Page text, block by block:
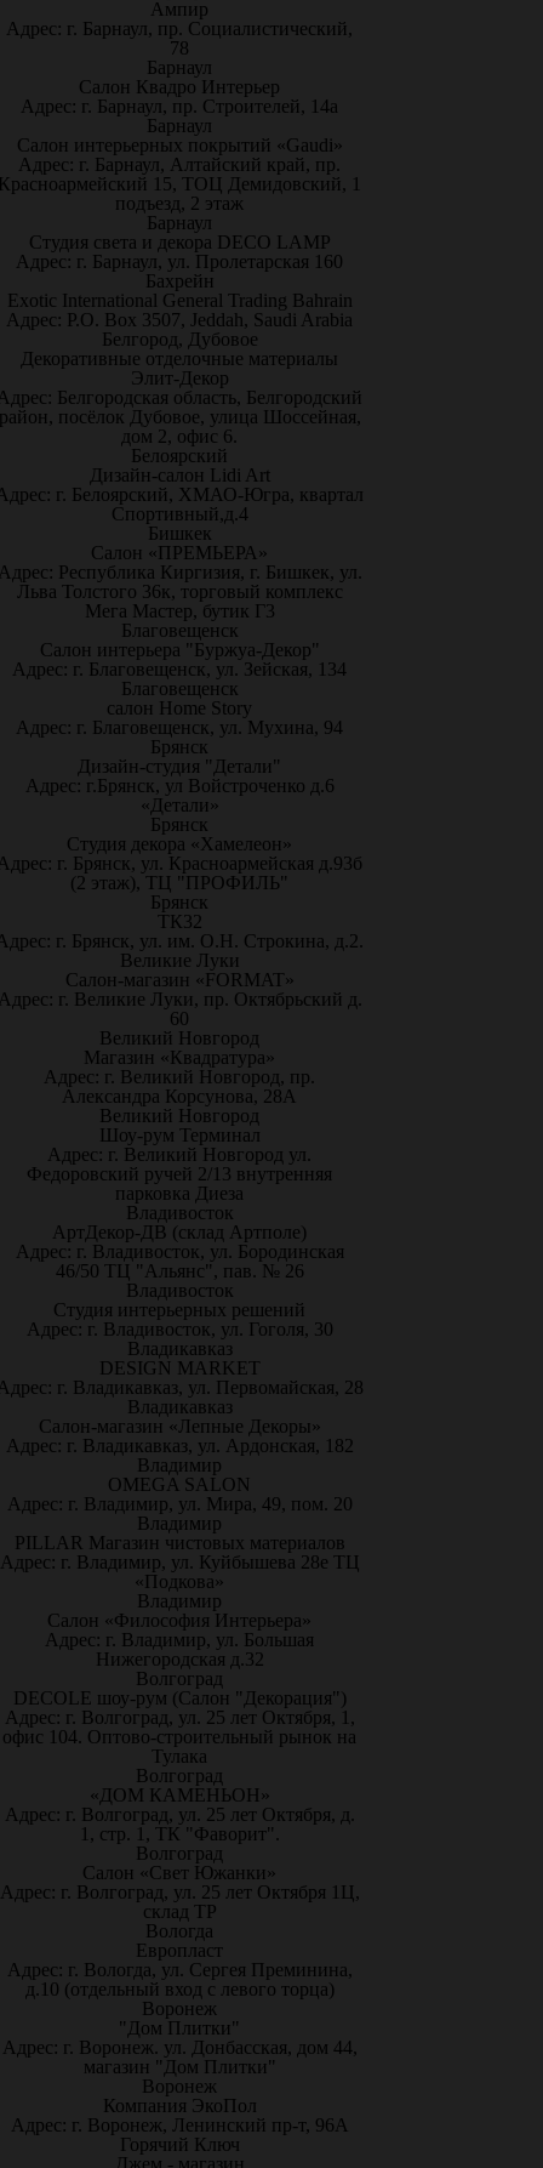
Ампир
Адрес: г. Барнаул, пр. Социалистический,
78
Барнаул
Салон Квадро Интерьер
Адрес: г. Барнаул, пр. Строителей, 14а
Барнаул
Салон интерьерных покрытий «Gaudi»
Адрес: г. Барнаул, Алтайский край, пр.
15, ТОЦ Демидовский, 1
подъезд, 2 этаж
Барнаул
Студия света и декора DECO LAMP
Адрес: г. Барнаул, ул. Пролетарская 160
Бахрейн
Exotic International General Trading Bahrain
Адрес: P.O. Box 3507, Jeddah, Saudi Arabia
Белгород, Дубовое
Декоративные отделочные материалы
Элит-Декор
Белгородская область, Белгородский
посёлок Дубовое, улица Шоссейная,
дом 2, офис 6.
Белоярский
Дизайн-салон Lidi Art
г. Белоярский, ХМАО-Югра, квартал
Спортивный,д.4
Бишкек
Салон «ПРЕМЬЕРА»
Республика Киргизия, г. Бишкек, ул.
Льва Толстого 36к, торговый комплекс
Мега Мастер, бутик Г3
Благовещенск
Салон интерьера "Буржуа-Декор"
Адрес: г. Благовещенск, ул. Зейская, 134
Благовещенск
салон Home Story
Адрес: г. Благовещенск, ул. Мухина, 94
Брянск
Дизайн-студия "Детали"
Адрес: г.Брянск, ул Войстроченко д.6
«Детали»
Брянск
Студия декора «Хамелеон»
г. Брянск, ул. Красноармейская д.93б
(2 этаж), ТЦ "ПРОФИЛЬ"
Брянск
ТК32
г. Брянск, ул. им. О.Н. Строкина, д.2.
Великие Луки
Салон-магазин «FORMAT»
г. Великие Луки, пр. Октябрьский д.
60
Великий Новгород
Магазин «Квадратура»
Адрес: г. Великий Новгород, пр.
Александра Корсунова, 28А
Великий Новгород
Шоу-рум Терминал
Адрес: г. Великий Новгород ул.
Федоровский ручей 2/13 внутренняя
парковка Диеза
Владивосток
АртДекор-ДВ (склад Артполе)
Адрес: г. Владивосток, ул. Бородинская
46/50 ТЦ "Альянс", пав. № 26
Владивосток
Студия интерьерных решений
Адрес: г. Владивосток, ул. Гоголя, 30
Владикавказ
DESIGN MARKET
г. Владикавказ, ул. Первомайская, 28
Владикавказ
Салон-магазин «Лепные Декоры»
Адрес: г. Владикавказ, ул. Ардонская, 182
Владимир
OMEGA SALON
Адрес: г. Владимир, ул. Мира, 49, пом. 20
Владимир
PILLAR Магазин чистовых материалов
Адрес: г. Владимир, ул. Куйбышева 28е ТЦ
«Подкова»
Владимир
Салон «Философия Интерьера»
Адрес: г. Владимир, ул. Большая
Нижегородская д.32
Волгоград
DECOLE шоу-рум (Салон "Декорация")
Адрес: г. Волгоград, ул. 25 лет Октября, 1,
офис 104. Оптово-строительный рынок на
Тулака
Волгоград
«ДОМ КАМЕНЬОН»
Адрес: г. Волгоград, ул. 25 лет Октября, д.
1, стр. 1, ТК "Фаворит".
Волгоград
Салон «Свет Южанки»
Адрес: г. Волгоград, ул. 25 лет Октября 1Ц,
склад ТР
Вологда
Европласт
Адрес: г. Вологда, ул. Сергея Преминина,
д.10 (отдельный вход с левого торца)
Воронеж
"Дом Плитки"
Адрес: г. Воронеж. ул. Донбасская, дом 44,
магазин "Дом Плитки"
Воронеж
Компания ЭкоПол
Адрес: г. Воронеж, Ленинский пр-т, 96А
Горячий Ключ
Джем - магазин